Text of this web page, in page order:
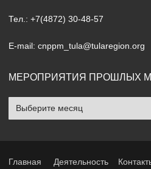
Тел.: +7(4872) 30-48-57
E-mail: cnppm_tula@tularegion.org
МЕРОПРИЯТИЯ ПРОШЛЫХ
Мероприятия
прошлых
Главная Деятельность